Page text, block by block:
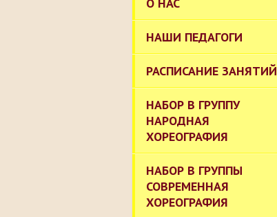
НАШИ ПЕДАГОГИ
РАСПИСАНИЕ ЗАНЯТИЙ
НАБОР В ГРУППУ
НАРОДНАЯ
ХОРЕОГРАФИЯ
НАБОР В ГРУППЫ
СОВРЕМЕННАЯ
ХОРЕОГРАФИЯ